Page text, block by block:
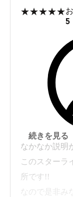
混みすぎてい
オーダーの時
むことになり
食べたいメニ
(前に来た時
マンガが豊
す。巣籠もり
小さなボッ
が、近くに子
うるさいで
冷気がかなり
ので良かった
★★★★★
5
なかなか説明
このスターラ
所です!!
なので是非み
続きを見る